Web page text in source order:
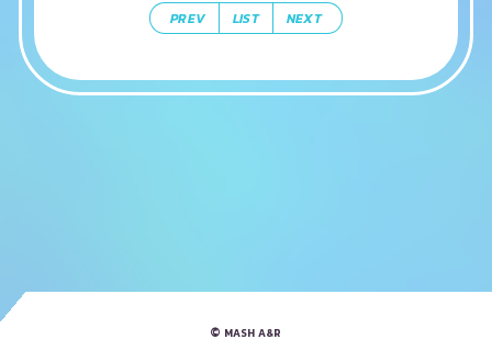
PREV LIST NEXT
© MASH A&R